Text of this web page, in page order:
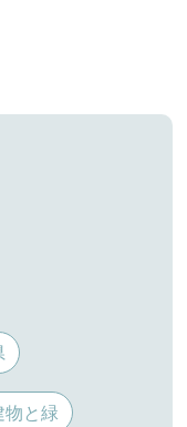
と緑